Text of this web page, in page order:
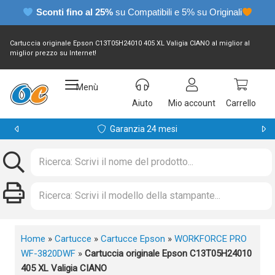
Sconti fino al 25% su Compatibili e 5% su Originali
Cartuccia originale Epson C13T05H24010 405 XL Valigia CIANO al miglior al
miglior prezzo su Internet!
Menù
Aiuto
Mio account Carrello
Garanzia 24 mesi
Home » Cartucce » Cartucce Epson » WORKFORCE PRO
WF-3820DWF » Cartuccia originale Epson C13T05H24010
405 XL Valigia CIANO